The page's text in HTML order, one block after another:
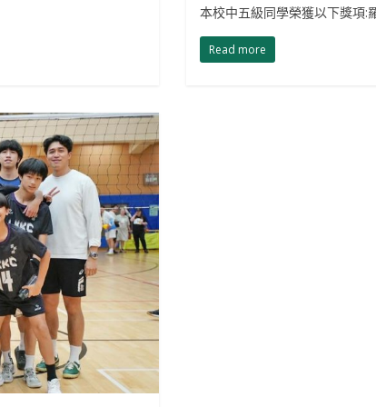
本校中五級同學榮獲以下獎項:
Read more